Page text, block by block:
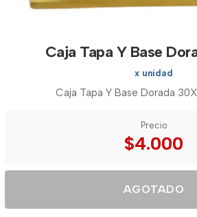
Caja Tapa Y Base
x unidad
Caja Tapa Y Base Dorada
Precio
$4.000
AGOTADO